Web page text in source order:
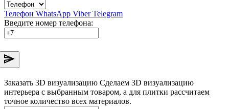
Телефон WhatsApp ViberTelegram
Введите номер телефона:
Заказать 3D визуализацию Сделаем 3D визуализацию
интерьера с выбранным товаром, а для плитки рассчитаем
точное количество всех материалов.